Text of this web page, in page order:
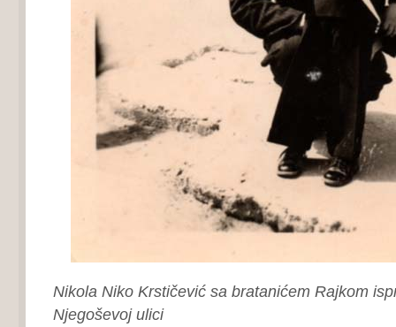
Nikola Niko Krstičević sa bratanićem Rajkom
Njegoševoj ulici